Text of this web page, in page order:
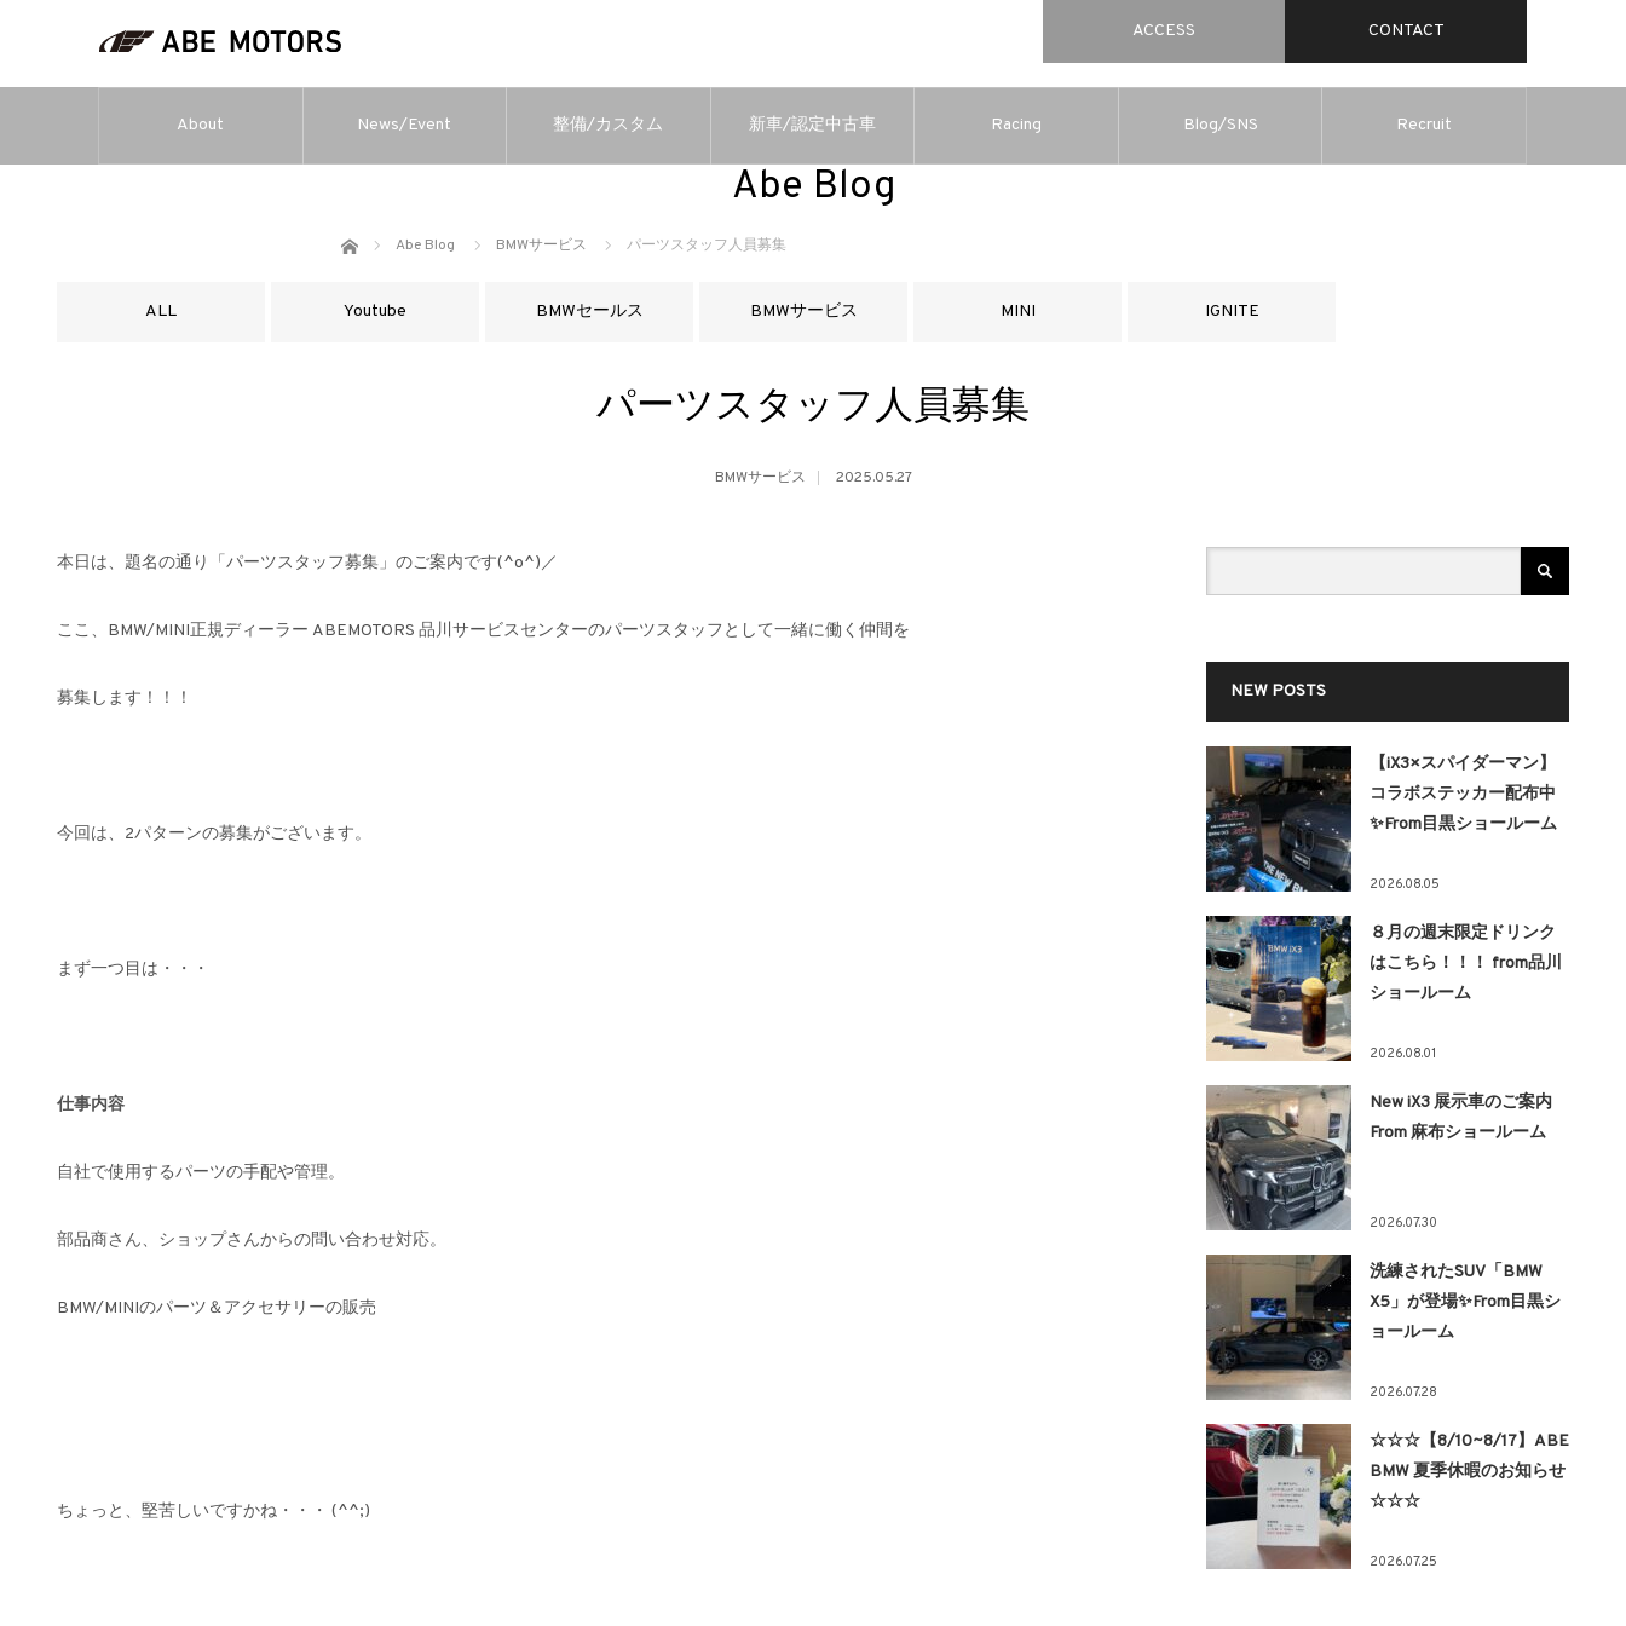
ACCESS CONTACT
About News/Event 整備/カスタム 新車/認定中古車 Racing Blog/SNS Recruit
Abe Blog
ホーム Abe Blog BMWサービス パーツスタッフ人員募集
ALL Youtube BMWセールス BMWサービス MINI IGNITE
パーツスタッフ人員募集
BMWサービス 2025.05.27
本日は、題名の通り「パーツスタッフ募集」のご案内です(^o^)／
ここ、BMW/MINI正規ディーラー ABEMOTORS 品川サービスセンターのパーツスタッフとして一緒に働く仲間を
募集します！！！
今回は、2パターンの募集がございます。
まず一つ目は・・・
仕事内容
自社で使用するパーツの手配や管理。
部品商さん、ショップさんからの問い合わせ対応。
BMW/MINIのパーツ＆アクセサリーの販売
ちょっと、堅苦しいですかね・・・ (^^;)
NEW POSTS
【iX3×スパイダーマン】
コラボステッカー配布中
✨From目黒ショールーム
2026.08.05
８月の週末限定ドリンク
はこちら！！！ from品川
ショールーム
2026.08.01
New iX3 展示車のご案内
From 麻布ショールーム
2026.07.30
洗練されたSUV「BMW
X5」が登場✨From目黒シ
ョールーム
2026.07.28
☆☆☆【8/10~8/17】ABE
BMW 夏季休暇のお知らせ
☆☆☆
2026.07.25